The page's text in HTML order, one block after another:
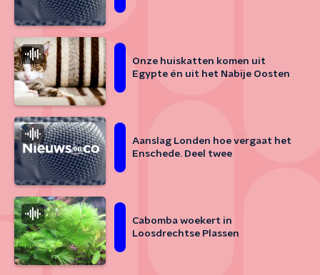
Onze huiskatten komen uit
Egypte én uit het Nabije Oosten
Aanslag Londen hoe vergaat het
Enschede. Deel twee
Cabomba woekert in
Loosdrechtse Plassen